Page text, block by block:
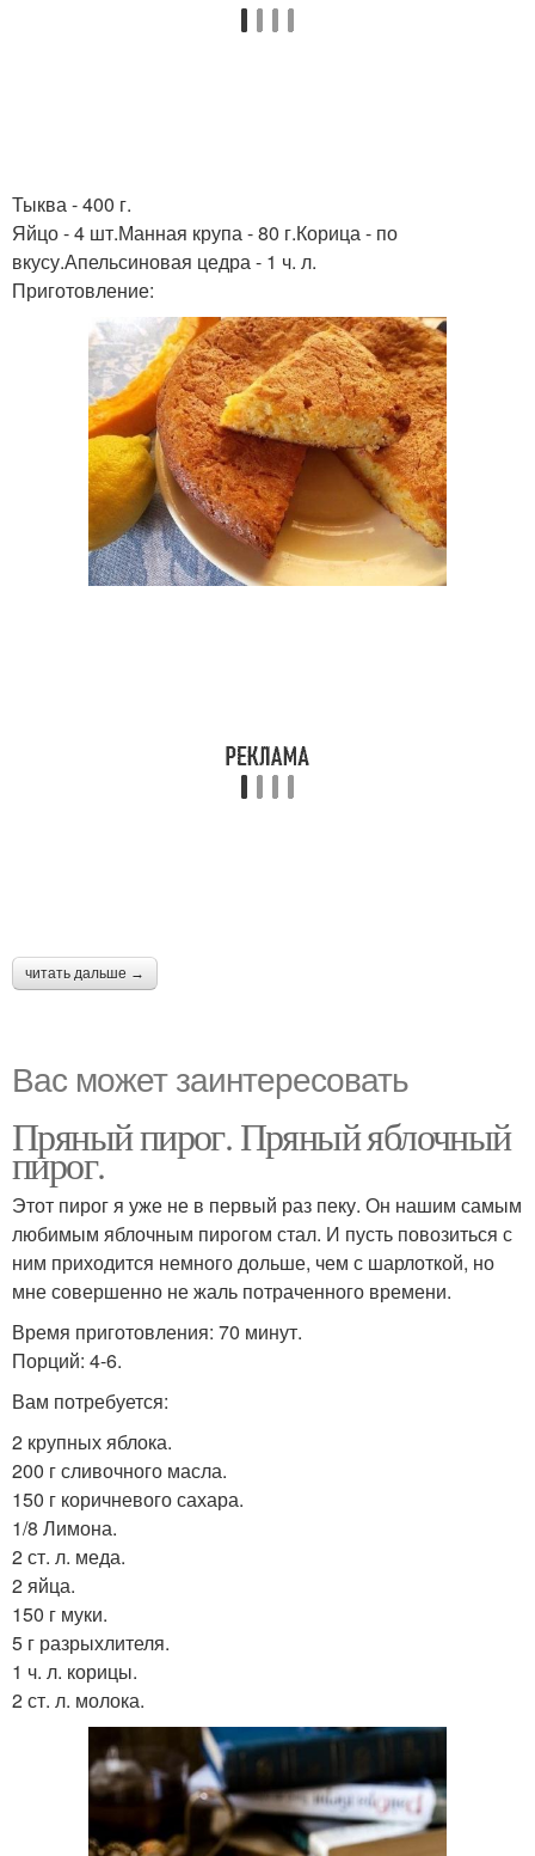
Тыква - 400 г.
Яйцо - 4 шт.Манная крупа - 80 г.Корица - по
вкусу.Апельсиновая цедра - 1 ч. л.
Приготовление:
читать дальше →
Вас может заинтересовать
Пряный пирог. Пряный яблочный
пирог.
Этот пирог я уже не в первый раз пеку. Он нашим самым
любимым яблочным пирогом стал. И пусть повозиться с
ним приходится немного дольше, чем с шарлоткой, но
мне совершенно не жаль потраченного времени.
Время приготовления: 70 минут.
Порций: 4-6.
Вам потребуется:
2 крупных яблока.
200 г сливочного масла.
150 г коричневого сахара.
1/8 Лимона.
2 ст. л. меда.
2 яйца.
150 г муки.
5 г разрыхлителя.
1 ч. л. корицы.
2 ст. л. молока.